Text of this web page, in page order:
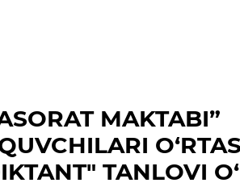
MAKTABI”
TANLOVI